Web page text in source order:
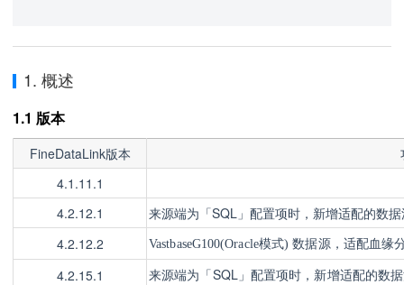
1. 概述
1.1 版本
FineDataLink版本
4.1.11.1
4.2.12.1
来源端为「SQL」配置项时，新增适配的数
4.2.12.2
VastbaseG100(Oracle模式) 数据源，适配血缘
4.2.15.1 来源端为「SQL」配置项时，新增适配的数